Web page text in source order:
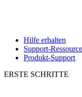
Hilfe erhalten
Support-
Produkt-Support
ERSTE SCHRITTE